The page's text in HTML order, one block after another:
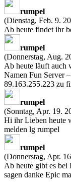
rumpel
(Dienstag, Feb. 9.
Ab heute findet ihr
rumpel
(Donnerstag, Aug.
Ab heute läuft auch
Namen Fun Server
89.163.255.223 zu
rumpel
(Sonntag, Apr. 19.
Hi ihr Lieben heute
melden lg rumpel
rumpel
(Donnerstag, Apr.
Ab heute gibt es
sagen danke Epic